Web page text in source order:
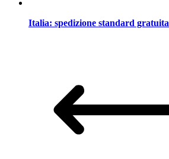
Italia: spedizione standard gratuita